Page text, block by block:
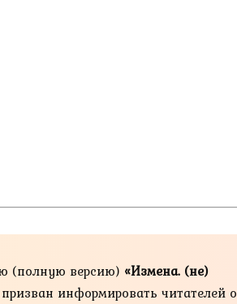
(полную версию) «Измена. (не)
информировать читателей о